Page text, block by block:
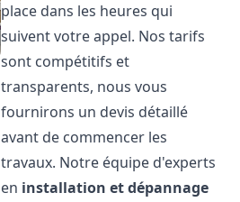
place dans les heures qui
suivent votre appel. Nos tarifs
sont compétitifs et
transparents, nous vous
fournirons un devis détaillé
avant de commencer les
travaux. Notre équipe d'experts
en installation et dépannage